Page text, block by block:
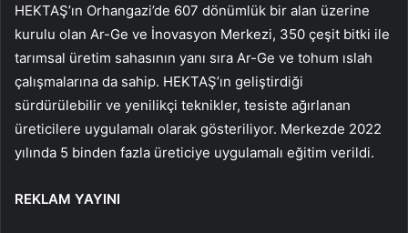
HEKTAŞ’ın Orhangazi’de 607 dönümlük bir alan üzerine
kurulu olan Ar-Ge ve İnovasyon Merkezi, 350 çeşit bitki ile
tarımsal üretim sahasının yanı sıra Ar-Ge ve tohum ıslah
çalışmalarına da sahip. HEKTAŞ’ın geliştirdiği
sürdürülebilir ve yenilikçi teknikler, tesiste ağırlanan
üreticilere uygulamalı olarak gösteriliyor. Merkezde 2022
yılında 5 binden fazla üreticiye uygulamalı eğitim verildi.
REKLAM YAYINI